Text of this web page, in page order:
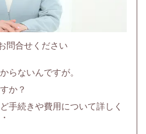
問合せください
らないんですが。
か？
手続きや費用について詳しく